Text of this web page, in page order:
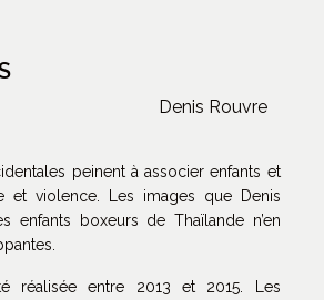
Denis Rouvre
peinent à associer enfants et
et violence. Les images que Denis
enfants boxeurs de Thaïlande n’en
réalisée entre 2013 et 2015. Les